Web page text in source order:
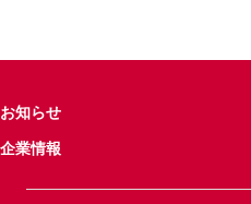
お知らせ
企業情報